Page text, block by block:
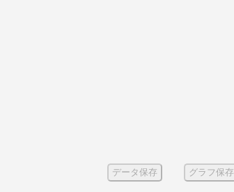
データ保存 グラフ保存